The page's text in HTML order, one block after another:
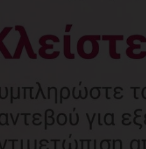
Γυναικολόγος
Γλυφάδα